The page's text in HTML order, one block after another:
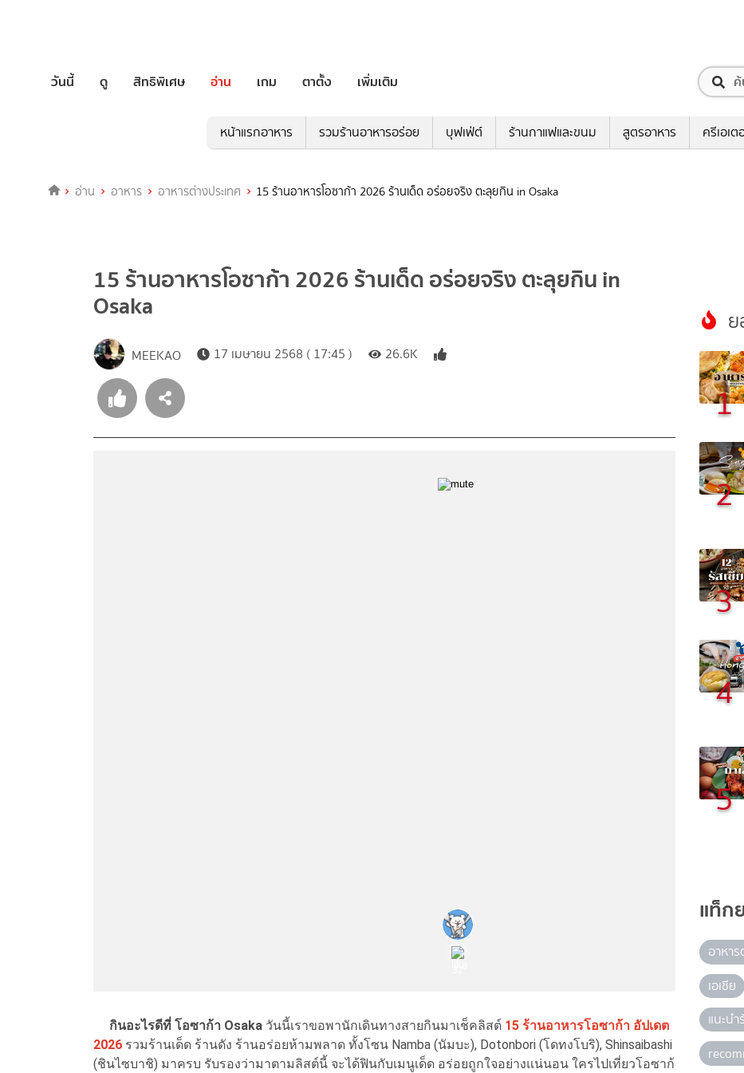
วันนี้ ดู สิทธิพิเศษ อ่าน เกม ตาตั้ง เพิ่มเติม
หน้าแรกอาหาร รวมร้านอาหารอร่อย บุฟเฟ่ต์ ร้านกาแฟและขนม สูตรอาหาร ครีเอเต
อ่าน อาหาร อาหารต่างประเทศ 15 ร้านอาหารโอซาก้า 2026 ร้านเด็ด อร่อยจริง ตะลุยกิน in Osaka
15 ร้านอาหารโอซาก้า 2026 ร้านเด็ด อร่อยจริง ตะลุยกิน in
Osaka
MEEKAO 17 เมษายน 2568 ( 17:45 ) 26.6K
กินอะไรดีที่ โอซาก้า Osaka วันนี้เราขอพานักเดินทางสายกินมาเช็คลิสต์ 15 ร้านอาหารโอซาก้า อัปเดต
2026 รวมร้านเด็ด ร้านดัง ร้านอร่อยห้ามพลาด ทั้งโซน Namba (นัมบะ), Dotonbori (โดทงโบริ), Shinsaibashi
(ชินไซบาชิ) มาครบ รับรองว่ามาตามลิสต์นี้ จะได้ฟินกับเมนูเด็ด อร่อยถูกใจอย่างแน่นอน ใครไปเที่ยวโอซาก้
1
2
3
4
5
แท็ก
อาหา
เอเชีย
แนะนำ